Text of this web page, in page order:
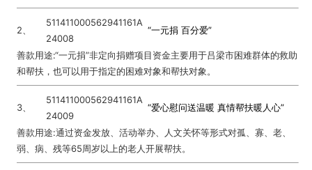
2、
511411000562941161A
24008
“一元捐 百分爱”
善款用途:“一元捐”非定向捐赠项目资金主要用于吕梁市困难群体的救助
和帮扶，也可以用于指定的困难对象和帮扶对象。
3、
511411000562941161A
24009
“爱心慰问送温暖 真情帮扶暖人心”
善款用途:通过资金发放、活动举办、人文关怀等形式对孤、寡、老、
弱、病、残等65周岁以上的老人开展帮扶。